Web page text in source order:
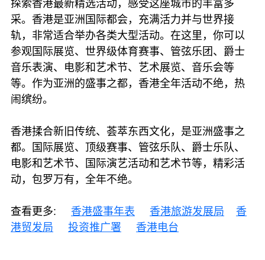
探索香港最新精选活动，感受这座城市的丰富多
采。香港是亚洲国际都会，充满活力并与世界接
轨，非常适合举办各类大型活动。在这里，你可以
参观国际展览、世界级体育赛事、管弦乐团、爵士
音乐表演、电影和艺术节、艺术展览、音乐会等
等。作为亚洲的盛事之都，香港全年活动不绝，热
闹缤纷。
香港揉合新旧传统、荟萃东西文化，是亚洲盛事之
都。国际展览、顶级赛事、管弦乐队、爵士乐队、
电影和艺术节、国际演艺活动和艺术节等，精彩活
动，包罗万有，全年不绝。
查看更多: 香港盛事年表 香港旅游发展局
香
港贸发局
投资推广署 香港电台